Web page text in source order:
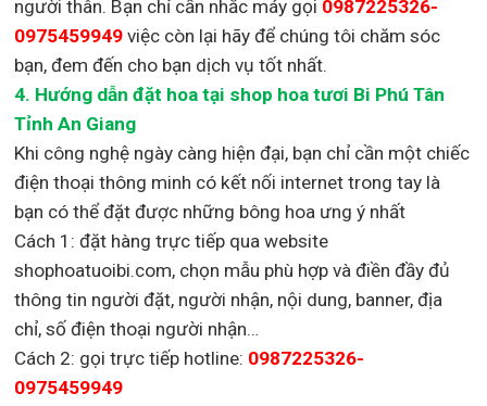
người thân. Bạn chỉ cần nhắc máy gọi 0987225326-
0975459949việc còn lại hãy để chúng tôi chăm sóc
bạn, đem đến cho bạn dịch vụ tốt nhất.
4. Hướng dẫn đặt hoa tại shop hoa tươi Bi Phú Tân
Tỉnh An Giang
Khi công nghệ ngày càng hiện đại, bạn chỉ cần một chiếc
điện thoại thông minh có kết nối internet trong tay là
bạn có thể đặt được những bông hoa ưng ý nhất
Cách 1: đặt hàng trực tiếp qua website
shophoatuoibi.com, chọn mẫu phù hợp và điền đầy đủ
thông tin người đặt, người nhận, nội dung, banner, địa
chỉ, số điện thoại người nhận…
Cách 2: gọi trực tiếp hotline: 0987225326-
0975459949